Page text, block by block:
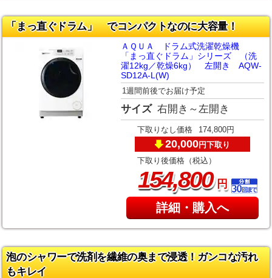
「まっ直ぐドラム」 でコンパクトなのに大容量！
ＡＱＵＡ ドラム式洗濯乾燥機
「まっ直ぐドラム」シリーズ （洗
濯12kg／乾燥6kg） 左開き AQW-
SD12A-L(W)
1週間前後でお届け予定
サイズ 右開き～左開き
下取りなし価格 174,800円
20,000円下取り
下取り後価格（税込）
154,800円
詳細・購入へ
泡のシャワーで洗剤を繊維の奥まで浸透！ガンコな汚れ
もキレイ